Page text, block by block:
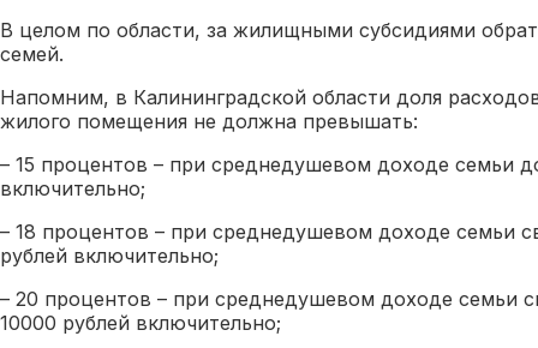
В целом по области, за жилищными субсидиями
семей.
Напомним, в Калининградской области доля
жилого помещения не должна превышать:
– 15 процентов – при среднедушевом доходе семьи
включительно;
– 18 процентов – при среднедушевом доходе семьи
рублей включительно;
– 20 процентов – при среднедушевом доходе семьи
10000 рублей включительно;